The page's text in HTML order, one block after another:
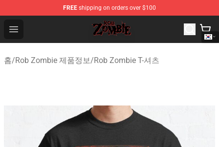
FREE shipping on orders over $100
Open menu
Rob Zombie Shop - Official Rob Zombie Merchandise
홈/Rob Zombie 제품정보/Rob Zombie T-셔츠